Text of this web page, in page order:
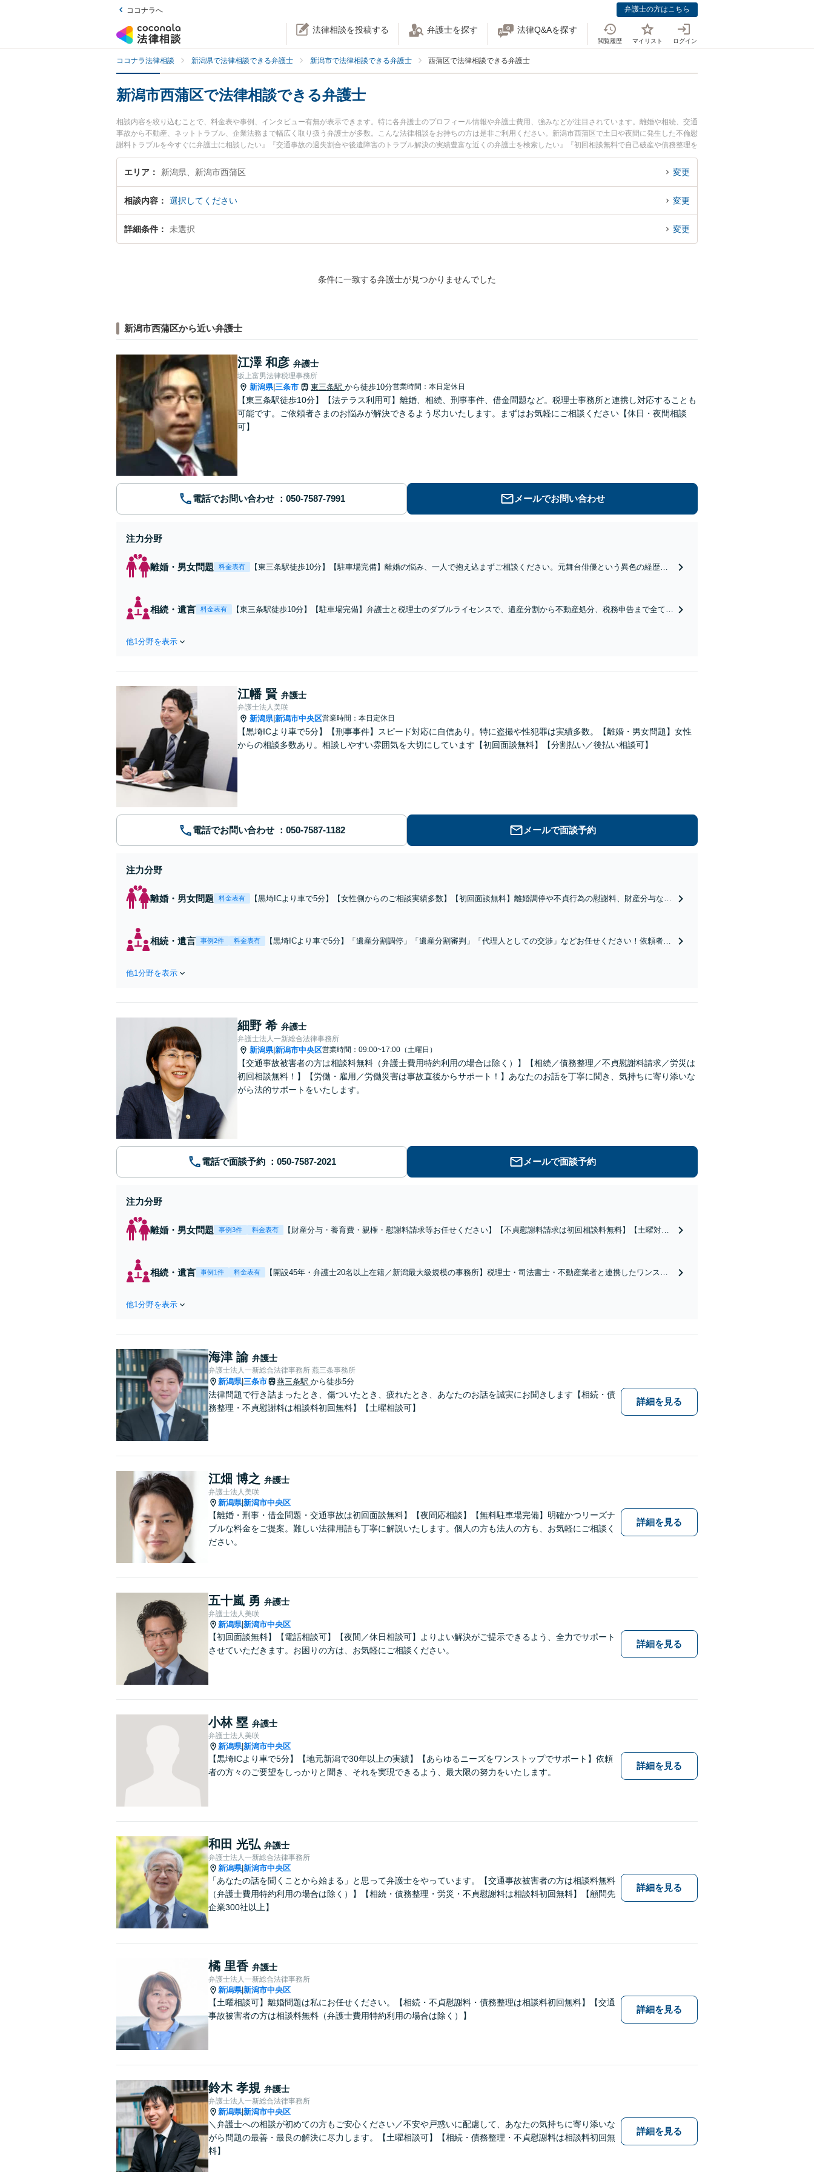
ココナラへ 弁護士の方はこちら
法律相談を投稿する 弁護士を探す 法律Q&Aを探す
閲覧履歴 マイリスト ログイン
ココナラ法律相談 新潟県で法律相談できる弁護士 新潟市で法律相談できる弁護士 西蒲区で法律相談できる弁護士
新潟市西蒲区で法律相談できる弁護士
相談内容を絞り込むことで、料金表や事例、インタビュー有無が表示できます。特に各弁護士のプロフィール情報や弁護士費用、強みなどが注目されています。離婚や相続、交通
事故から不動産、ネットトラブル、企業法務まで幅広く取り扱う弁護士が多数。こんな法律相談をお持ちの方は是非ご利用ください。新潟市西蒲区で土日や夜間に発生した不倫慰
謝料トラブルを今すぐに弁護士に相談したい』『交通事故の過失割合や後遺障害のトラブル解決の実績豊富な近くの弁護士を検索したい』『初回相談無料で自己破産や債務整理を
法律相談できる新潟市西蒲区内の弁護士に相談予約したい』などでお困りの相談者さんにおすすめです。
エリア 新潟県、新潟市西蒲区 変更
相談内容 選択してください 変更
詳細条件 未選択 変更
条件に一致する弁護士が見つかりませんでした
新潟市西蒲区から近い弁護士
江澤 和彦 弁護士
坂上富男法律税理事務所
新潟県| 三条市 東三条駅 から徒歩10分営業時間：本日定休日
【東三条駅徒歩10分】【法テラス利用可】離婚、相続、刑事事件、借金問題など。税理士事務所と連携し対応することも
可能です。ご依頼者さまのお悩みが解決できるよう尽力いたします。まずはお気軽にご相談ください【休日・夜間相談
可】
電話でお問い合わせ メールでお問い合わせ
注力分野
離婚・男女問題 料金表有
【東三条駅徒歩10分】【駐車場完備】離婚の悩み、一人で抱え込まずご相談ください。元舞台俳優という異色の経歴を
相続・遺言 料金表有
【東三条駅徒歩10分】【駐車場完備】弁護士と税理士のダブルライセンスで、遺産分割から不動産処分、税務申告まで全てお
他1分野を表示
江幡 賢 弁護士
弁護士法人美咲
新潟県|新潟市中央区営業時間：本日定休日
【黒埼ICより車で5分】【刑事事件】スピード対応に自信あり。特に盗撮や性犯罪は実績多数。【離婚・男女問題】女性
からの相談多数あり。相談しやすい雰囲気を大切にしています【初回面談無料】【分割払い／後払い相談可】
電話でお問い合わせ メールで面談予約
注力分野
離婚・男女問題 料金表有
【黒埼ICより車で5分】【女性側からのご相談実績多数】【初回面談無料】離婚調停や不貞行為の慰謝料、財産分与な
相続・遺言 事例2件 料金表有
【黒埼ICより車で5分】「遺産分割調停」「遺産分割審判」「代理人としての交渉」などお任せください！依頼者の
他1分野を表示
細野 希 弁護士
弁護士法人一新総合法律事務所
新潟県|新潟市中央区営業時間：09:00~17:00（土曜日）
【交通事故被害者の方は相談料無料（弁護士費用特約利用の場合は除く）】【相続／債務整理／不貞慰謝料請求／労災は
初回相談無料！】【労働・雇用／労働災害は事故直後からサポート！】あなたのお話を丁寧に聞き、気持ちに寄り添いな
がら法的サポートをいたします。
電話で面談予約 メールで面談予約
注力分野
離婚・男女問題 事例3件 料金表有
【財産分与・養育費・親権・慰謝料請求等お任せください】【不貞慰謝料請求は初回相談料無料】【土曜対応
相続・遺言 事例1件 料金表有
【開設45年・弁護士20名以上在籍／新潟最大級規模の事務所】税理士・司法書士・不動産業者と連携したワンスト
他1分野を表示
海津 諭 弁護士
弁護士法人一新総合法律事務所 燕三条事務所
新潟県| 三条市 燕三条駅 から徒歩5分
法律問題で行き詰まったとき、傷ついたとき、疲れたとき、あなたのお話を誠実にお聞きします【相続・債
務整理・不貞慰謝料は相談料初回無料】【土曜相談可】
詳細を見る
江畑 博之 弁護士
弁護士法人美咲
新潟県|新潟市中央区
【離婚・刑事・借金問題・交通事故は初回面談無料】【夜間応相談】【無料駐車場完備】明確かつリーズナ
ブルな料金をご提案。難しい法律用語も丁寧に解説いたします。個人の方も法人の方も、お気軽にご相談く
ださい。
詳細を見る
五十嵐 勇 弁護士
弁護士法人美咲
新潟県|新潟市中央区
【初回面談無料】【電話相談可】【夜間／休日相談可】よりよい解決がご提示できるよう、全力でサポート
させていただきます。お困りの方は、お気軽にご相談ください。
詳細を見る
小林 塁 弁護士
弁護士法人美咲
新潟県|新潟市中央区
【黒埼ICより車で5分】【地元新潟で30年以上の実績】【あらゆるニーズをワンストップでサポート】依頼
者の方々のご要望をしっかりと聞き、それを実現できるよう、最大限の努力をいたします。
詳細を見る
和田 光弘 弁護士
弁護士法人一新総合法律事務所
新潟県|新潟市中央区
「あなたの話を聞くことから始まる」と思って弁護士をやっています。【交通事故被害者の方は相談料無料
（弁護士費用特約利用の場合は除く）】【相続・債務整理・労災・不貞慰謝料は相談料初回無料】【顧問先
企業300社以上】
詳細を見る
橘 里香 弁護士
弁護士法人一新総合法律事務所
新潟県|新潟市中央区
【土曜相談可】離婚問題は私にお任せください。【相続・不貞慰謝料・債務整理は相談料初回無料】【交通
事故被害者の方は相談料無料（弁護士費用特約利用の場合は除く）】
詳細を見る
鈴木 孝規 弁護士
弁護士法人一新総合法律事務所
新潟県|新潟市中央区
＼弁護士への相談が初めての方もご安心ください／不安や戸惑いに配慮して、あなたの気持ちに寄り添いな
がら問題の最善・最良の解決に尽力します。【土曜相談可】【相続・債務整理・不貞慰謝料は相談料初回無
料】
詳細を見る